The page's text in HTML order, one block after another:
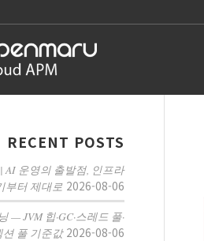
RECENT POSTS
| AI 운영의 출발점, 인프라
부터 제대로 2026-08-06
— JVM 힙·GC·스레드 풀·
션 풀 기준값 2026-08-06